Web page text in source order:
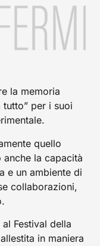
la memoria
per i suoi
quello
la capacità
e un ambiente di
collaborazioni,
Festival della
in maniera